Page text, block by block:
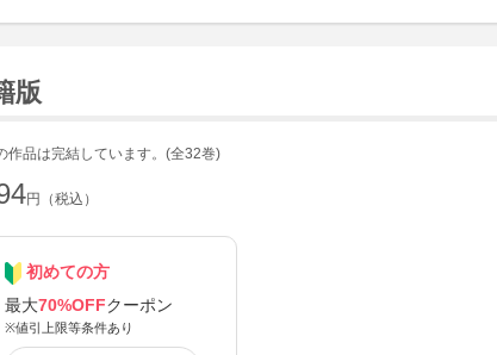
版
作品は完結しています。(全32巻)
円（税込）
初めての方
最大70%OFFクーポン
※値引上限等条件あり